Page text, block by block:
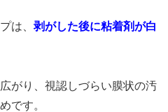
は、 剥がした後に粘着剤が白
がり、視認しづらい膜状の汚
です。